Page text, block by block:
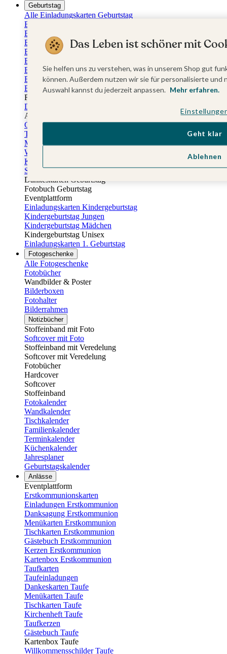
Geburtstag
Alle Einladungskarten Geburtstag
Einladungskarten 18. Geburtstag
Einladungskarten 30. Geburtstag
Einladungskarten 40. Geburtstag
Einladungskarten 50. Geburtstag
Einladungskarten 60. Geburtstag
Einladungskarten 70. Geburtstag
Einladungskarten 80. Geburtstag
Einladungskarten 90. Geburtstag
Für jedes Alter
Doppelgeburtstag Einladungen
Alle Geburtstagsextras
Gästebücher Geburtstag
Tischkarten Geburtstag
Menükarten Geburtstag
Weinetiketten Geburtstag
Kartenbox Geburtstag
Save the Date Karten
Dankeskarten Geburtstag
Fotobuch Geburtstag
Eventplattform
Einladungskarten Kindergeburtstag
Kindergeburtstag Jungen
Kindergeburtstag Mädchen
Kindergeburtstag Unisex
Einladungskarten 1. Geburtstag
Fotogeschenke
Alle Fotogeschenke
Fotobücher
Wandbilder & Poster
Bilderboxen
Fotohalter
Bilderrahmen
Notizbücher
Stoffeinband mit Foto
Softcover mit Foto
Stoffeinband mit Veredelung
Softcover mit Veredelung
Fotobücher
Hardcover
Softcover
Stoffeinband
Fotokalender
Wandkalender
Tischkalender
Familienkalender
Terminkalender
Küchenkalender
Jahresplaner
Geburtstagskalender
Anlässe
Eventplattform
Erstkommunionskarten
Einladungen Erstkommunion
Danksagung Erstkommunion
Menükarten Erstkommunion
Tischkarten Erstkommunion
Gästebuch Erstkommunion
Kerzen Erstkommunion
Kartenbox Erstkommunion
Taufkarten
Taufeinladungen
Dankeskarten Taufe
Menükarten Taufe
Tischkarten Taufe
Kirchenheft Taufe
Taufkerzen
Gästebuch Taufe
Kartenbox Taufe
Willkommensschilder Taufe
Das Leben ist schöner mit
Sie helfen uns zu verstehen, was in unserem Shop gut
können. Außerdem nutzen wir sie für personalisierte
Auswahl kannst du jederzeit anpassen. Mehr erfahren.
Ablehnen
Geht klar